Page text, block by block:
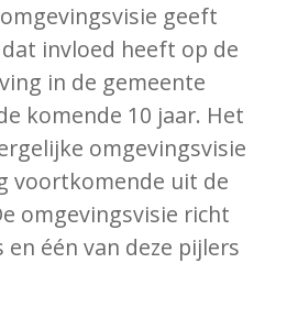
geeft
invloed heeft op de
in de gemeente
komende 10 jaar. Het
omgevingsvisie
voortkomende uit de
omgevingsvisie richt
één van deze pijlers